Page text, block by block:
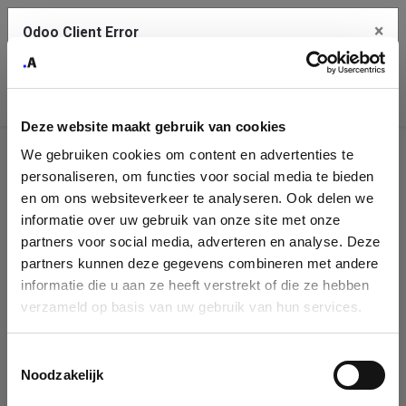
Deze website maakt gebruik van cookies
We gebruiken cookies om content en advertenties te
personaliseren, om functies voor social media te bieden
en om ons websiteverkeer te analyseren. Ook delen we
informatie over uw gebruik van onze site met onze
partners voor social media, adverteren en analyse. Deze
partners kunnen deze gegevens combineren met andere
informatie die u aan ze heeft verstrekt of die ze hebben
verzameld op basis van uw gebruik van hun services.
Noodzakelijk
Company
Identification
Please fill in your company details
You can search a company in our database by name, VAT or
enterprise ID. When a company is selected it will auto-complete the
form. If you don't find your company in our database, you can create
Odoo Client Error ×
service.
See details
Ok